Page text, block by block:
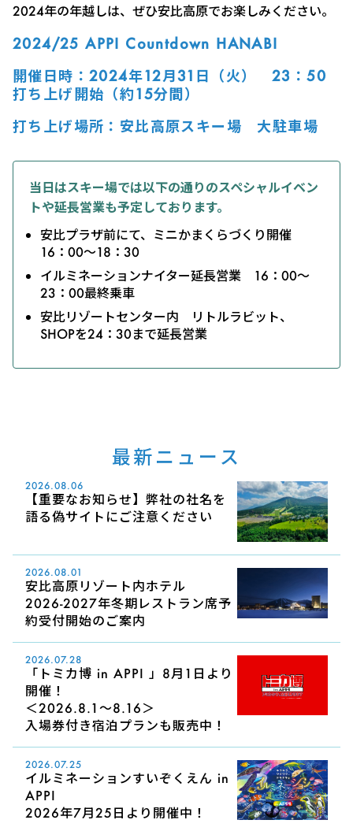
2024年の年越しは、ぜひ安比高原でお楽しみください。
2024/25 APPI Countdown HANABI
開催日時：2024年12月31日（火） 23：50
打ち上げ開始（約15分間）
打ち上げ場所：安比高原スキー場 大駐車場
当日はスキー場では以下の通りのスペシャルイベン
トや延長営業も予定しております。
安比プラザ前にて、ミニかまくらづくり開催
16：00～18：30
イルミネーションナイター延長営業 16：00～
23：00最終乗車
安比リゾートセンター内 リトルラビット、
SHOPを24：30まで延長営業
最新ニュース
2026.08.06
【重要なお知らせ】弊社の社名を
語る偽サイトにご注意ください
2026.08.01
安比高原リゾート内ホテル
2026-2027年冬期レストラン席予
約受付開始のご案内
2026.07.28
「トミカ博 in APPI 」8月1日より
開催！
＜2026.8.1～8.16＞
入場券付き宿泊プランも販売中！
2026.07.25
イルミネーションすいぞくえん in
APPI
2026年7月25日より開催中！